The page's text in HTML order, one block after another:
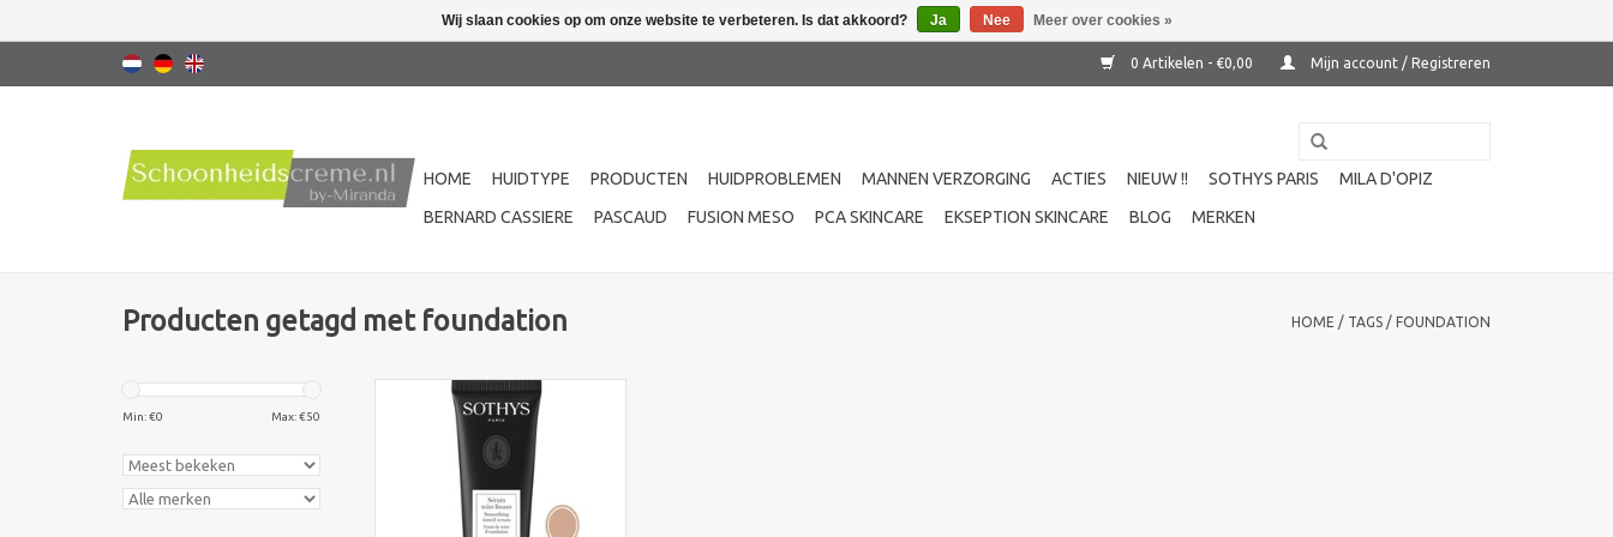
0 Artikelen - €0,00 Mijn account / Registreren
HOME HUIDTYPE PRODUCTEN HUIDPROBLEMEN MANNEN VERZORGING ACTIES NIEUW !! SOTHYS PARIS
MILA D'OPIZ
BERNARD CASSIERE
PASCAUD FUSION MESO PCA SKINCARE EKSEPTION SKINCARE BLOG MERKEN
Producten getagd met foundation HOME / TAGS / FOUNDATION
Min: €0 Max: €50
Een egaliserende foundation-
serum van Sothys Paris met een
lichte, zijdezachte textuur die de
huid perfectioneert en een
natuurlijke glow geeft. Tint
Vanille is ideaal voor lichte
Wij slaan cookies op om onze website te verbeteren. Is dat akkoord? Ja Nee Meer over cookies »